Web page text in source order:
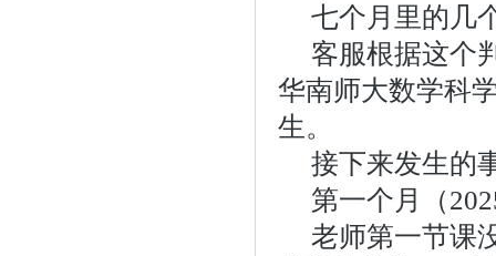
七个月里的几
客服根据这个
华南师大数学科
生。
接下来发生的
第一个月（
老师第一节课